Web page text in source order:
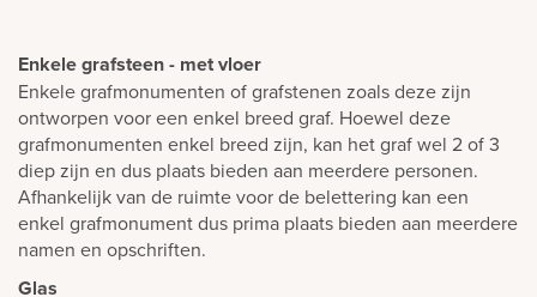
Enkele grafsteen - met vloer
Enkele grafmonumenten of grafstenen zoals deze zijn
ontworpen voor een enkel breed graf. Hoewel deze
grafmonumenten enkel breed zijn, kan het graf wel 2 of 3
diep zijn en dus plaats bieden aan meerdere personen.
Afhankelijk van de ruimte voor de belettering kan een
enkel grafmonument dus prima plaats bieden aan meerdere
namen en opschriften.
Glas